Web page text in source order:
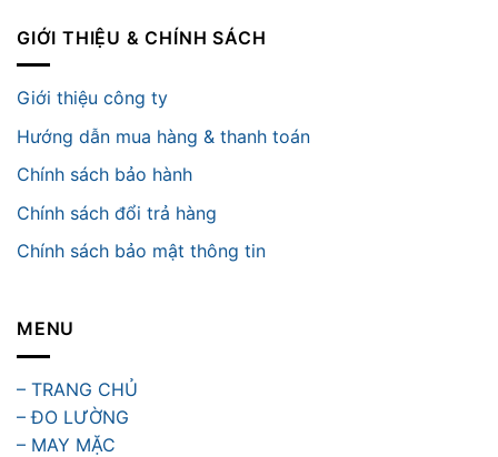
GIỚI THIỆU & CHÍNH SÁCH
Giới thiệu công ty
Hướng dẫn mua hàng & thanh toán
Chính sách bảo hành
Chính sách đổi trả hàng
Chính sách bảo mật thông tin
MENU
– TRANG CHỦ
– ĐO LƯỜNG
– MAY MẶC